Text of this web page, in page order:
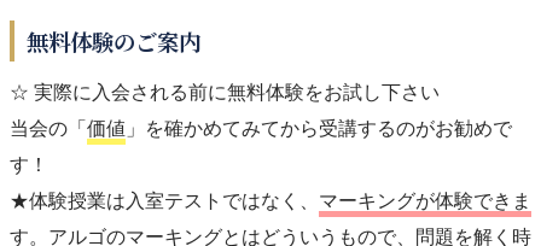
無料体験のご案内
☆ 実際に入会される前に無料体験をお試し下さい
当会の「 価値 」を確かめてみてから受講するのがお勧めで
す！
★体験授業は入室テストではなく、 マーキングが体験できま
す。アルゴのマーキングとはどういうもので、問題を解く時